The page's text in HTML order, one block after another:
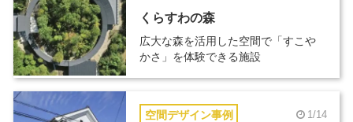
くらすわの森
広大な森を活用した空間で「すこや
かさ」を体験できる施設
空間デザイン事例 1/14